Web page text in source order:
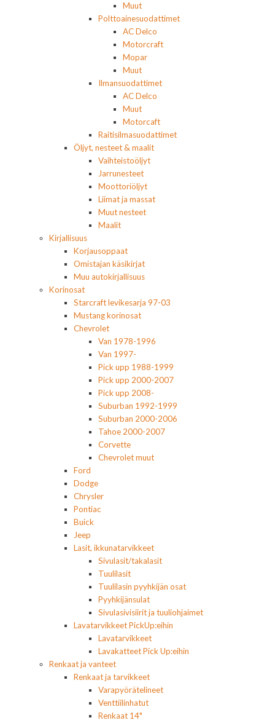
Muut
Polttoainesuodattimet
AC Delco
Motorcraft
Mopar
Muut
Ilmansuodattimet
AC Delco
Muut
Motorcaft
Raitisilmasuodattimet
Öljyt, nesteet & maalit
Vaihteistoöljyt
Jarrunesteet
Moottoriöljyt
Liimat ja massat
Muut nesteet
Maalit
Kirjallisuus
Korjausoppaat
Omistajan käsikirjat
Muu autokirjallisuus
Korinosat
Starcraft levikesarja 97-03
Mustang korinosat
Chevrolet
Van 1978-1996
Van 1997-
Pick upp 1988-1999
Pick upp 2000-2007
Pick upp 2008-
Suburban 1992-1999
Suburban 2000-2006
Tahoe 2000-2007
Corvette
Chevrolet muut
Ford
Dodge
Chrysler
Pontiac
Buick
Jeep
Lasit, ikkunatarvikkeet
Sivulasit/takalasit
Tuulilasit
Tuulilasin pyyhkijän osat
Pyyhkijänsulat
Sivulasivisiirit ja tuuliohjaimet
Lavatarvikkeet PickUp:eihin
Lavatarvikkeet
Lavakatteet Pick Up:eihin
Renkaat ja vanteet
Renkaat ja tarvikkeet
Varapyörätelineet
Venttiilinhatut
Renkaat 14"